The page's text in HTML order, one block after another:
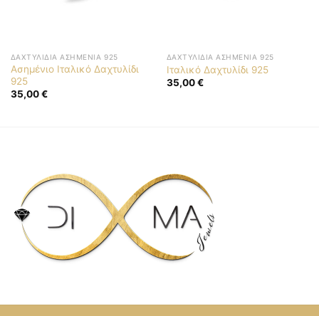
ΔΑΧΤΥΛΊΔΙΑ ΑΣΗΜΈΝΙΑ 925
Ασημένιο Ιταλικό Δαχτυλίδι
925
35,00€
ΔΑΧΤΥΛΊΔΙΑ ΑΣΗΜΈΝΙΑ 925
Ιταλικό Δαχτυλίδι 925
35,00€